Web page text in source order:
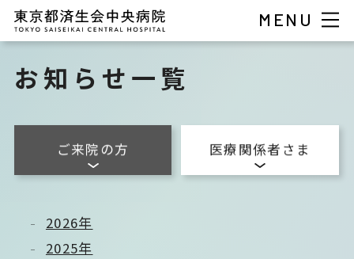
お知らせ一覧
ご来院の方 医療関係者さま
2026年
2025年
MENU